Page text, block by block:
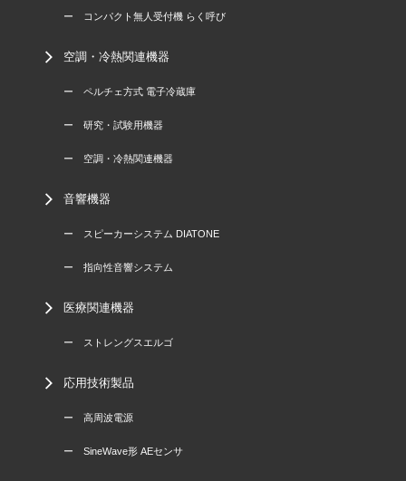
ー コンパクト無人受付機 らく呼び
空調・冷熱関連機器
ー ペルチェ方式 電子冷蔵庫
ー 研究・試験用機器
ー 空調・冷熱関連機器
音響機器
ー スピーカーシステム DIATONE
ー 指向性音響システム
医療関連機器
ー ストレングスエルゴ
応用技術製品
ー 高周波電源
ー SineWave形 AEセンサ